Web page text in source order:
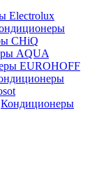
Electrolux
CHiQ
AQUA
EUROHOFF
Кондиционеры